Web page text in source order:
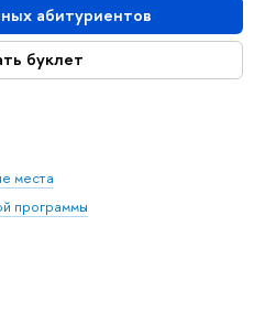
абитуриентов
буклет
места
программы